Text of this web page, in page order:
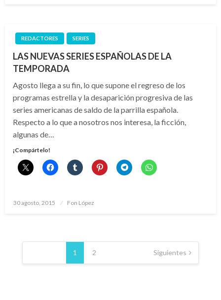
REDACTORES SERIES
LAS NUEVAS SERIES ESPAÑOLAS DE LA
TEMPORADA
Agosto llega a su fin, lo que supone el regreso de los
programas estrella y la desaparición progresiva de las
series americanas de saldo de la parrilla española.
Respecto a lo que a nosotros nos interesa, la ficción,
algunas de…
¡Compártelo!
Publicado
30 agosto, 2015 Fon López
Paginación
entradas
1 2 Siguientes